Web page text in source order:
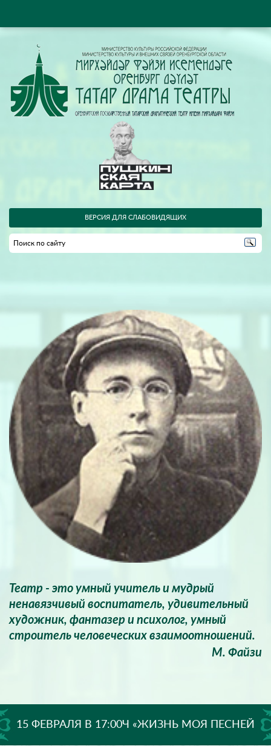
ВЕРСИЯ ДЛЯ СЛАБОВИДЯЩИХ
Театр - это умный учитель и мудрый
ненавязчивый воспитатель, удивительный
художник, фантазер и психолог, умный
строитель человеческих взаимоотношений.
М. Файзи
15 ФЕВРАЛЯ В 17:00Ч «ЖИЗНЬ МОЯ ПЕСНЕЙ